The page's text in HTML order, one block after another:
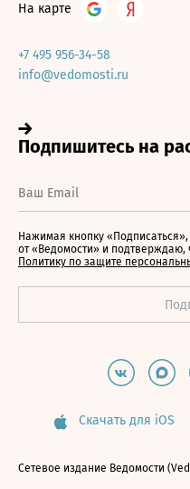
На карте
+7 495 956-34-58
info@vedomosti.ru
Нажимая кнопку
от «Ведомости» и
Политику по защите
Скачать для iOS
Сетевое издание Ведомости